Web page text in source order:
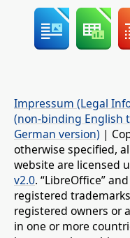
Impressum (Legal
(non-binding English
German version) |
otherwise specified,
website are licensed
v2.0. “LibreOffice”
registered
registered owners or
in one or more